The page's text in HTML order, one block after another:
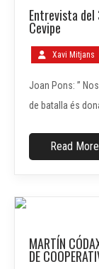
Entrevista del
Cevipe
Xavi Mitjans
Joan Pons: ”
de batalla és
Read More
MARTÍN
DE